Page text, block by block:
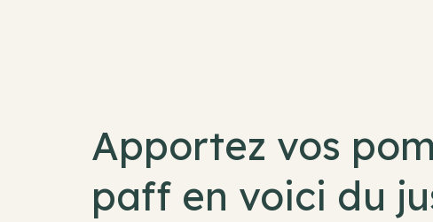
Apportez vos
paff en voici du